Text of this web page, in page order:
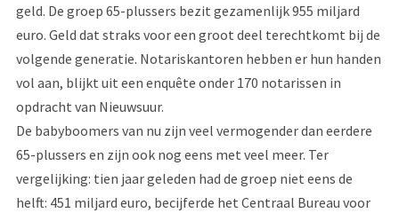
geld. De groep 65-plussers bezit gezamenlijk 955 miljard
euro. Geld dat straks voor een groot deel terechtkomt bij de
volgende generatie. Notariskantoren hebben er hun handen
vol aan, blijkt uit een enquête onder 170 notarissen in
opdracht van Nieuwsuur.
De babyboomers van nu zijn veel vermogender dan eerdere
65-plussers en zijn ook nog eens met veel meer. Ter
vergelijking: tien jaar geleden had de groep niet eens de
helft: 451 miljard euro, becijferde het Centraal Bureau voor